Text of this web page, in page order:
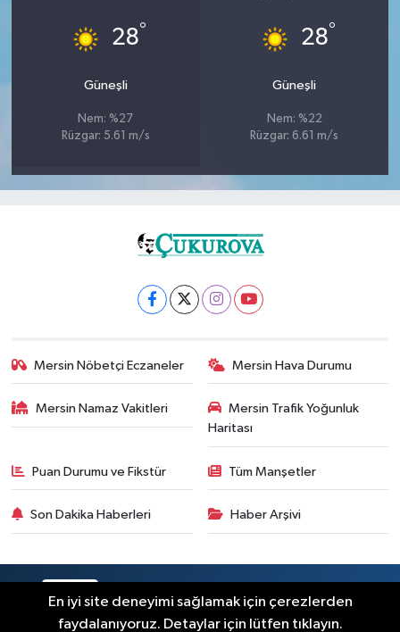
28°
Güneşli
Nem: %27
Rüzgar: 5.61 m/s
28°
Güneşli
Nem: %22
Rüzgar: 6.61 m/s
Mersin Nöbetçi Eczaneler Mersin Hava Durumu
Mersin Namaz Vakitleri
Mersin Trafik Yoğunluk
Haritası
Puan Durumu ve Fikstür Tüm Manşetler
Son Dakika Haberleri Haber Arşivi
En iyi site deneyimi sağlamak için çerezlerden
faydalanıyoruz. Detaylar için lütfen tıklayın.